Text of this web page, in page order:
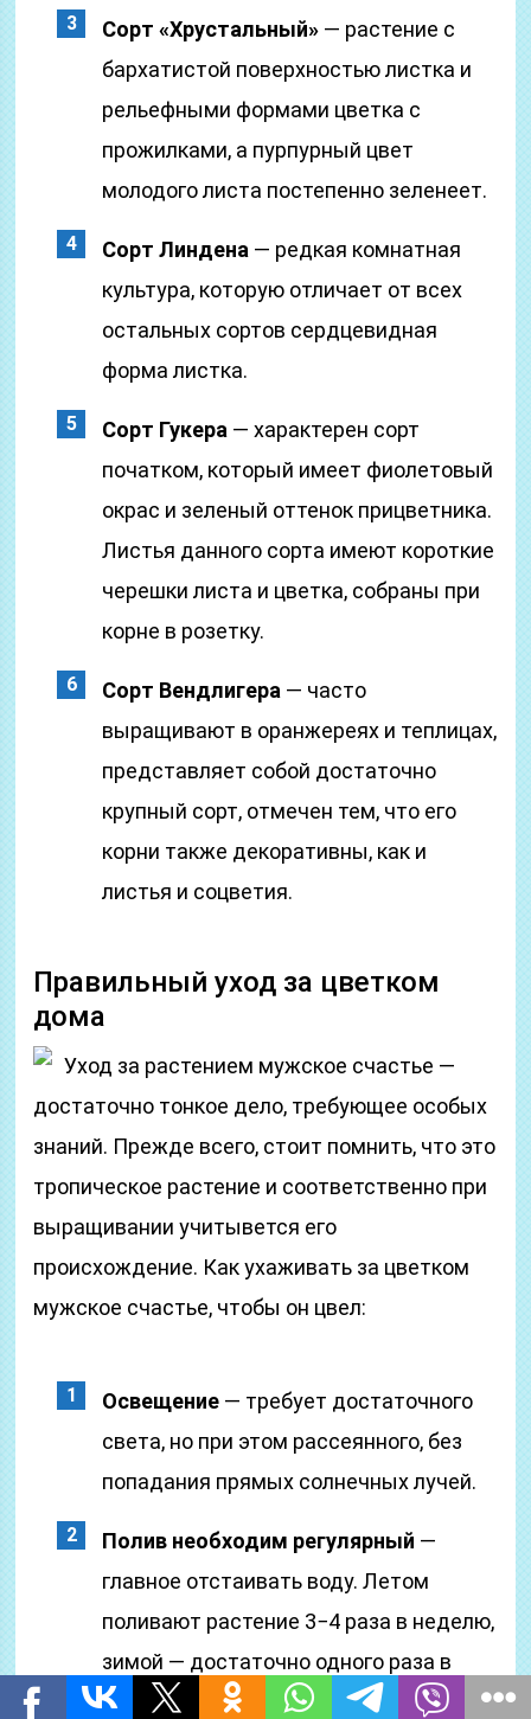
Сорт «Хрустальный» — растение с
бархатистой поверхностью листка и
рельефными формами цветка с
прожилками, а пурпурный цвет
молодого листа постепенно зеленеет.
Сорт Линдена — редкая комнатная
культура, которую отличает от всех
остальных сортов сердцевидная
форма листка.
Сорт Гукера — характерен сорт
початком, который имеет фиолетовый
окрас и зеленый оттенок прицветника.
Листья данного сорта имеют короткие
черешки листа и цветка, собраны при
корне в розетку.
Сорт Вендлигера — часто
выращивают в оранжереях и теплицах,
представляет собой достаточно
крупный сорт, отмечен тем, что его
корни также декоративны, как и
листья и соцветия.
Правильный уход за цветком
дома
Уход за растением мужское счастье —
достаточно тонкое дело, требующее особых
знаний. Прежде всего, стоит помнить, что это
тропическое растение и соответственно при
выращивании учитывется его
происхождение. Как ухаживать за цветком
мужское счастье, чтобы он цвел:
Освещение — требует достаточного
света, но при этом рассеянного, без
попадания прямых солнечных лучей.
Полив необходим регулярный —
главное отстаивать воду. Летом
поливают растение 3−4 раза в неделю,
зимой — достаточно одного раза в
6−7дней.